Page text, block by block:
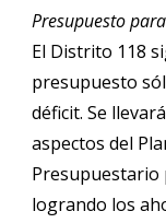
Presupuesto
El Distrito 118
presupuesto
déficit. Se
aspectos del
Presupuestario
logrando los